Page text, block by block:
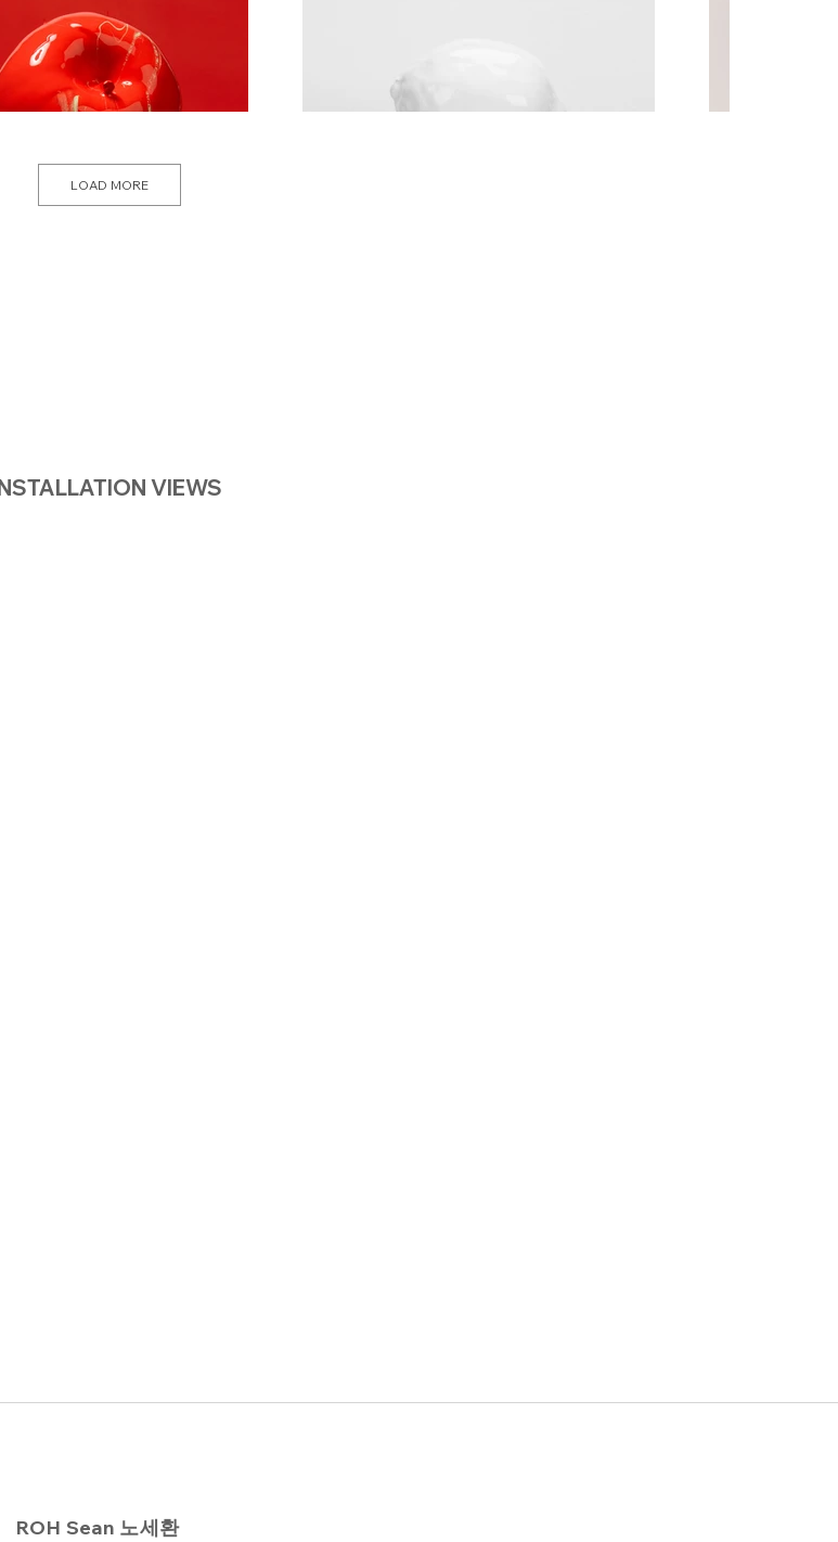
LOAD MORE
VIEWS
ROH Sean 노세환